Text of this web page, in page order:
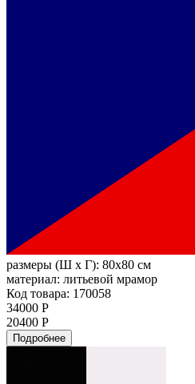
размеры (Ш х Г): 80x80 см
материал: литьевой мрамор
Код товара: 170058
34000 Р
20400 Р
Подробнее